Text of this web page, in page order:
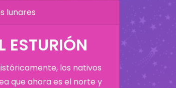
lunares
ESTURIÓN
los nativos
que ahora es el norte y